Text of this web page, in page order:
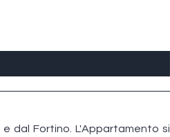
dal Fortino. L'Appartamento si